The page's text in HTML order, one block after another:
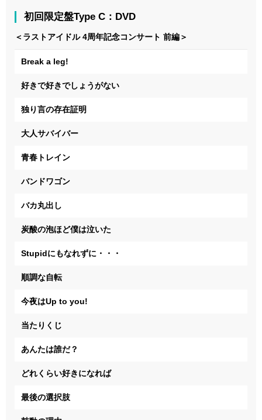
初回限定盤Type C：DVD
＜ラストアイドル 4周年記念コンサート 前編＞
Break a leg!
好きで好きでしょうがない
独り言の存在証明
大人サバイバー
青春トレイン
バンドワゴン
バカ丸出し
炭酸の泡ほど僕は泣いた
Stupidにもなれずに・・・
順調な自転
今夜はUp to you!
当たりくじ
あんたは誰だ？
どれくらい好きになれば
最後の選択肢